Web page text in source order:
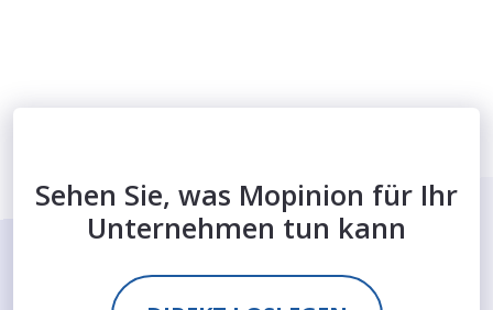
Sehen Sie, was Mopinion für Ihr
Unternehmen tun kann